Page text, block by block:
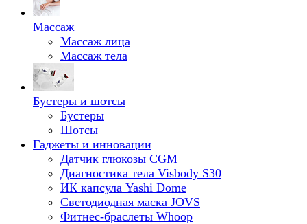
Массаж
Массаж лица
Массаж тела
Бустеры и шотсы
Бустеры
Шотсы
Гаджеты и инновации
Датчик глюкозы CGM
Диагностика тела Visbody S30
ИК капсула Yashi Dome
Светодиодная маска JOVS
Фитнес-браслеты Whoop